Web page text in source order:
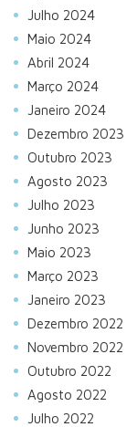
Julho 2024
Maio 2024
Abril 2024
Março 2024
Janeiro 2024
Dezembro 2023
Outubro 2023
Agosto 2023
Julho 2023
Junho 2023
Maio 2023
Março 2023
Janeiro 2023
Dezembro 2022
Novembro 2022
Outubro 2022
Agosto 2022
Julho 2022